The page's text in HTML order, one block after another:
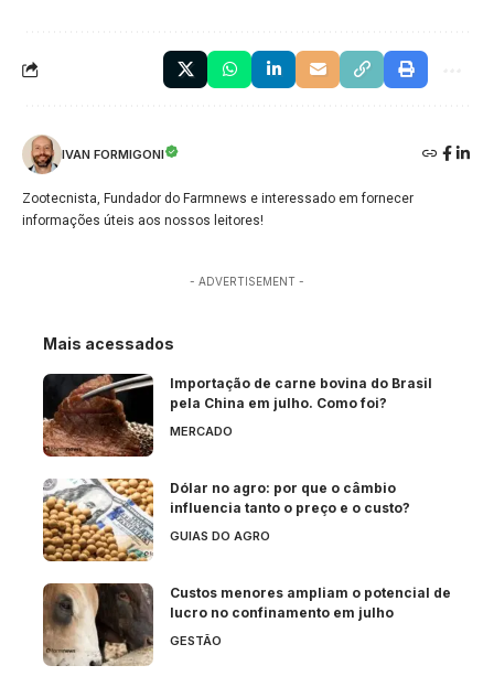
IVAN FORMIGONI
Zootecnista, Fundador do Farmnews e interessado em fornecer
informações úteis aos nossos leitores!
- ADVERTISEMENT -
Mais acessados
Importação de carne bovina do Brasil
pela China em julho. Como foi?
MERCADO
Dólar no agro: por que o câmbio
influencia tanto o preço e o custo?
GUIAS DO AGRO
Custos menores ampliam o potencial de
lucro no confinamento em julho
GESTÃO